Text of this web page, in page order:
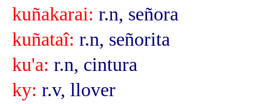
kuñakarai: r.n, señora
kuñataî: r.n, señorita
ku'a: r.n, cintura
ky: r.v, llover